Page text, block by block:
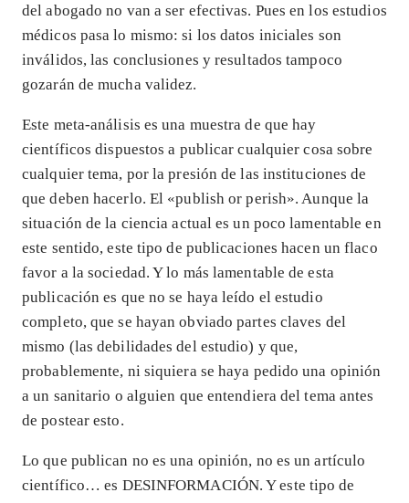
del abogado no van a ser efectivas. Pues en los estudios
médicos pasa lo mismo: si los datos iniciales son
inválidos, las conclusiones y resultados tampoco
gozarán de mucha validez.
Este meta-análisis es una muestra de que hay
científicos dispuestos a publicar cualquier cosa sobre
cualquier tema, por la presión de las instituciones de
que deben hacerlo. El «publish or perish». Aunque la
situación de la ciencia actual es un poco lamentable en
este sentido, este tipo de publicaciones hacen un flaco
favor a la sociedad. Y lo más lamentable de esta
publicación es que no se haya leído el estudio
completo, que se hayan obviado partes claves del
mismo (las debilidades del estudio) y que,
probablemente, ni siquiera se haya pedido una opinión
a un sanitario o alguien que entendiera del tema antes
de postear esto.
Lo que publican no es una opinión, no es un artículo
científico… es DESINFORMACIÓN. Y este tipo de